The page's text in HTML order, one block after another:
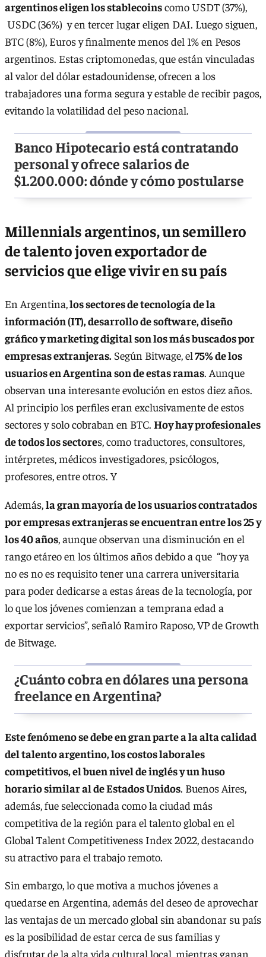
argentinos eligen los stablecoinscomo USDT (37%),
USDC (36%) y en tercer lugar eligen DAI. Luego siguen,
BTC (8%), Euros y finalmente menos del 1% en Pesos
argentinos. Estas criptomonedas, que están vinculadas
al valor del dólar estadounidense, ofrecen a los
trabajadores una forma segura y estable de recibir pagos,
evitando la volatilidad del peso nacional.
Banco Hipotecario está contratando
personal y ofrece salarios de
$1.200.000: dónde y cómo postularse
Millennials argentinos, un semillero
de talento joven exportador de
servicios que elige vivir en su país
En Argentina,los sectores de tecnología de la
información (IT), desarrollo de software, diseño
gráfico y marketing digital son los más buscados por
empresas extranjeras. Según Bitwage, el75% de los
usuarios en Argentina son de estas ramas. Aunque
observan una interesante evolución en estos diez años.
Al principio los perfiles eran exclusivamente de estos
sectores y solo cobraban en BTC. Hoy hay profesionales
de todos los sectores, como traductores, consultores,
intérpretes, médicos investigadores, psicólogos,
profesores, entre otros. Y
Además, la gran mayoría de los usuarios contratados
por empresas extranjeras se encuentran entre los 25 y
los 40 años , aunque observan una disminución en el
rango etáreo en los últimos años debido a que “hoy ya
no es no es requisito tener una carrera universitaria
para poder dedicarse a estas áreas de la tecnología, por
lo que los jóvenes comienzan a temprana edad a
exportar servicios”, señaló Ramiro Raposo, VP de Growth
de Bitwage.
¿Cuánto cobra en dólares una persona
freelance en Argentina?
Este fenómeno se debe en gran parte a la alta calidad
del talento argentino, los costos laborales
competitivos, el buen nivel de inglés y un huso
horario similar al de Estados Unidos. Buenos Aires,
además, fue seleccionada como la ciudad más
competitiva de la región para el talento global en el
Global Talent Competitiveness Index 2022, destacando
su atractivo para el trabajo remoto.
Sin embargo, lo que motiva a muchos jóvenes a
quedarse en Argentina, además del deseo de aprovechar
las ventajas de un mercado global sin abandonar su país
es la posibilidad de estar cerca de sus familias y
disfrutar de la alta vida cultural local, mientras ganan